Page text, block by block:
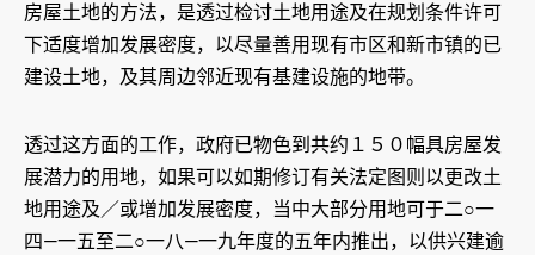
房屋土地的方法，是透过检讨土地用途及在规划条件许可
下适度增加发展密度，以尽量善用现有市区和新市镇的已
建设土地，及其周边邻近现有基建设施的地带。
透过这方面的工作，政府已物色到共约１５０幅具房屋发
展潜力的用地，如果可以如期修订有关法定图则以更改土
地用途及／或增加发展密度，当中大部分用地可于二○一
四—一五至二○一八—一九年度的五年内推出，以供兴建逾